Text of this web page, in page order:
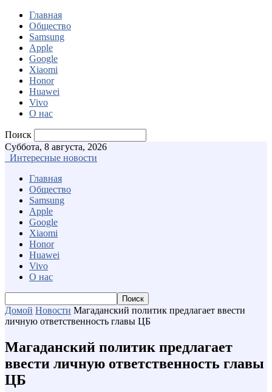
Главная
Общество
Samsung
Apple
Google
Xiaomi
Honor
Huawei
Vivo
О нас
Поиск
Суббота, 8 августа, 2026
Интересные новости
Главная
Общество
Samsung
Apple
Google
Xiaomi
Honor
Huawei
Vivo
О нас
Домой Новости Магаданский политик предлагает ввести
личную ответственность главы ЦБ
Магаданский политик предлагает
ввести личную ответственность главы
ЦБ